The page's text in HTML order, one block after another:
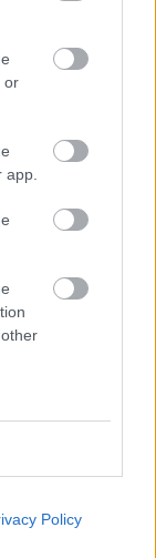
or
Policy
jednotky je
Ak
riadiť touto